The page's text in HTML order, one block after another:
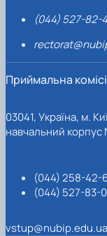
(044) 527-82-
Приймальна
03041, Україна, м.
навчальний
(044) 258-42-
(044) 527-83-
vstup@nubip.edu.ua